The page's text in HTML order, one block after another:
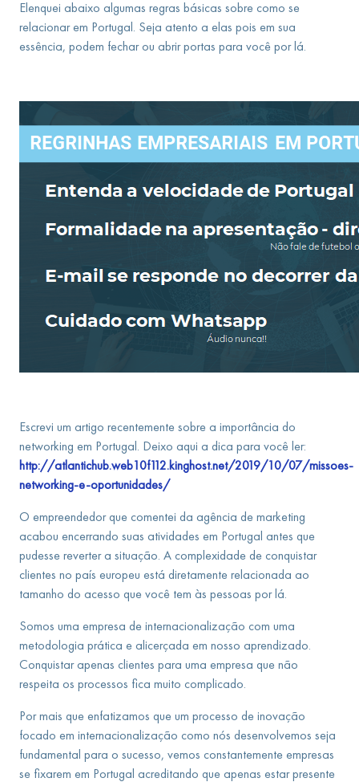
Elenquei abaixo algumas regras básicas sobre como se
relacionar em Portugal. Seja atento a elas pois em sua
essência, podem fechar ou abrir portas para você por lá.
Escrevi um artigo recentemente sobre a importância do
networking em Portugal. Deixo aqui a dica para você ler:
http://atlantichub.web10f112.kinghost.net/2019/10/07/missoes-
networking-e-oportunidades/
O empreendedor que comentei da agência de marketing
acabou encerrando suas atividades em Portugal antes que
pudesse reverter a situação. A complexidade de conquistar
clientes no país europeu está diretamente relacionada ao
tamanho do acesso que você tem às pessoas por lá.
Somos uma empresa de internacionalização com uma
metodologia prática e alicerçada em nosso aprendizado.
Conquistar apenas clientes para uma empresa que não
respeita os processos fica muito complicado.
Por mais que enfatizamos que um processo de inovação
focado em internacionalização como nós desenvolvemos seja
fundamental para o sucesso, vemos constantemente empresas
se fixarem em Portugal acreditando que apenas estar presente